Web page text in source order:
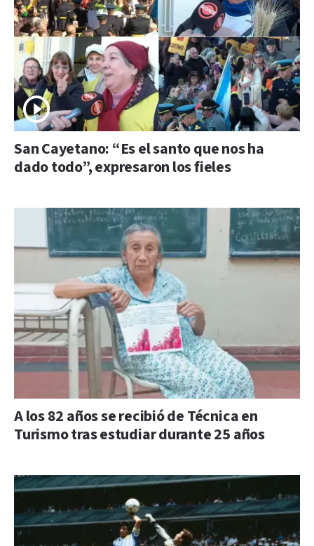
San Cayetano: “Es el santo que nos ha
dado todo”, expresaron los fieles
A los 82 años se recibió de Técnica en
Turismo tras estudiar durante 25 años